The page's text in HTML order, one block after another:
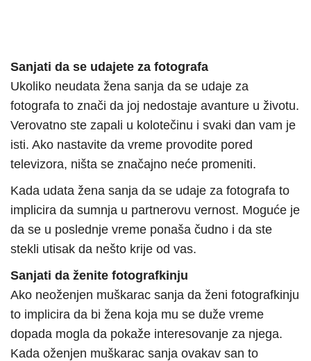
Sanjati da se udajete za fotografa
Ukoliko neudata žena sanja da se udaje za
fotografa to znači da joj nedostaje avanture u životu.
Verovatno ste zapali u kolotečinu i svaki dan vam je
isti. Ako nastavite da vreme provodite pored
televizora, ništa se značajno neće promeniti.
Kada udata žena sanja da se udaje za fotografa to
implicira da sumnja u partnerovu vernost. Moguće je
da se u poslednje vreme ponaša čudno i da ste
stekli utisak da nešto krije od vas.
Sanjati da ženite fotografkinju
Ako neoženjen muškarac sanja da ženi fotografkinju
to implicira da bi žena koja mu se duže vreme
dopada mogla da pokaže interesovanje za njega.
Kada oženjen muškarac sanja ovakav san to